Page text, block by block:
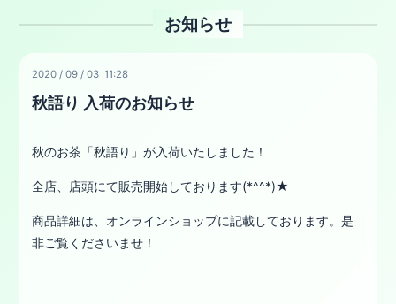
お知らせ
2020 /09 /03 11:28
秋語り 入荷のお知らせ
秋のお茶「秋語り」が入荷いたしました！
全店、店頭にて販売開始しております(*^^*)★
商品詳細は、オンラインショップに記載しております。是
非ご覧くださいませ！